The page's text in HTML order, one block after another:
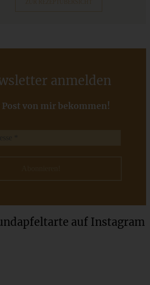
wie von Oma
anmelden
Post von mir bekommen!
auf Instagram